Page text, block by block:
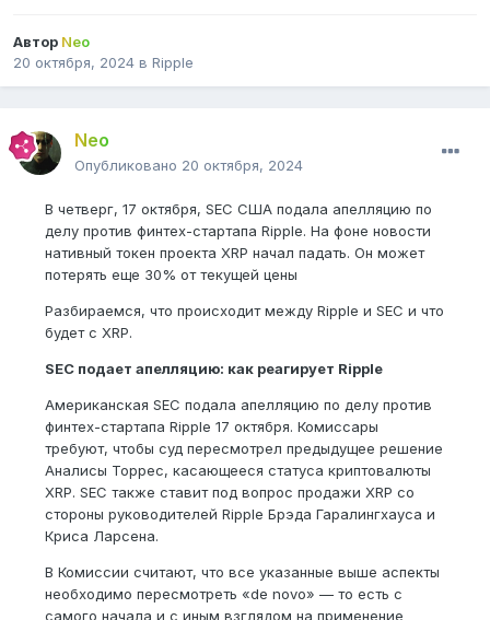
Автор Neo
20 октября, 2024 в Ripple
Neo
Опубликовано 20 октября, 2024
В четверг, 17 октября, SEC США подала апелляцию по
делу против финтех-стартапа Ripple. На фоне новости
нативный токен проекта XRP начал падать. Он может
потерять еще 30% от текущей цены
Разбираемся, что происходит между Ripple и SEC и что
будет с XRP.
SEC подает апелляцию: как реагирует Ripple
Американская SEC подала апелляцию по делу против
финтех-стартапа Ripple 17 октября. Комиссары
требуют, чтобы суд пересмотрел предыдущее решение
Аналисы Торрес, касающееся статуса криптовалюты
XRP. SEC также ставит под вопрос продажи XRP со
стороны руководителей Ripple Брэда Гаралингхауса и
Криса Ларсена.
В Комиссии считают, что все указанные выше аспекты
необходимо пересмотреть «de novo» — то есть с
самого начала и с иным взглядом на применение